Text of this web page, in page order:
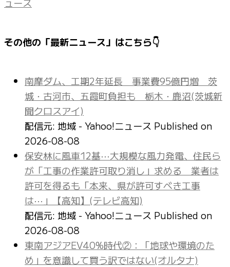
その他の「最新ニュース」はこちら👇
南摩ダム、工期2年延長 事業費95億円増 茨
城・古河市、五霞町負担も 栃木・鹿沼(茨城新
聞クロスアイ)
配信元: 地域 - Yahoo!ニュース Published on
2026-08-08
保安林に風車12基⋯大規模な風力発電、住民ら
が「工事の作業許可取り消し」求める 業者は
許可を得るも「本来、県が許可すべき工事
は⋯」【高知】(テレビ高知)
配信元: 地域 - Yahoo!ニュース Published on
2026-08-08
東南アジアEV40%時代②：「地球や環境のた
め」を意識して買う訳ではない(オルタナ)